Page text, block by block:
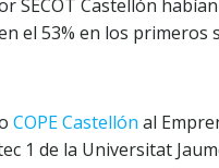
SECOT Castellón
el 53% en los primeros
COPE Castellón al
1 de la Universitat